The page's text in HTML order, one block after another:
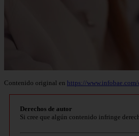
Contenido original en https://
Derechos de autor
Si cree que algún contenido infringe